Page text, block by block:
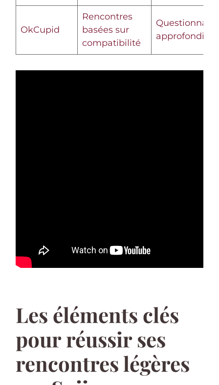
OkCupid
Rencontres
basées sur
compatibilité
approfondis
Les éléments clés
pour réussir ses
rencontres légères